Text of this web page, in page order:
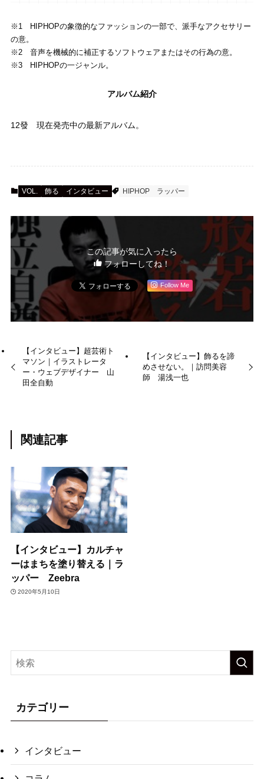
※1 HIPHOPの象徴的なファッションの一部で、派手なアクセサリー
の意。
※2 音声を機械的に補正するソフトウェアまたはその行為の意。
※3 HIPHOPの一ジャンル。
アルバム紹介
12發 現在発売中の最新アルバム。
VOL. 飾る インタビュー HIPHOP ラッパー
この記事が気に入ったら
フォローしてね！
Follow Me
【インタビュー】超芸術ト
マソン｜イラストレータ
ー・ウェブデザイナー 山
田全自動
【インタビュー】飾るを諦
めさせない。｜訪問美容
師 湯浅一也
関連記事
【インタビュー】カルチャ
ーはまちを塗り替える｜ラ
ッパー Zeebra
2020年5月10日
カテゴリー
インタビュー